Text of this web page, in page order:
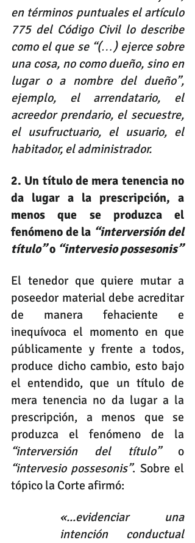
en términos puntuales el artículo
775 del Código Civil lo describe
como el que se “(…) ejerce sobre
una cosa, no como dueño, sino en
lugar o a nombre del dueño”,
ejemplo, el arrendatario, el
acreedor prendario, el secuestre,
el usufructuario, el usuario, el
habitador, el administrador.
2. Un título de mera tenencia no
da lugar a la prescripción, a
menos que se produzca el
fenómeno de la “interversión del
título” o “intervesio possesonis”
El tenedor que quiere mutar a
poseedor material debe acreditar
de manera fehaciente e
inequívoca el momento en que
públicamente y frente a todos,
produce dicho cambio, esto bajo
el entendido, que un título de
mera tenencia no da lugar a la
prescripción, a menos que se
“interversión del título”
“intervesio possesonis”. Sobre el
tópico la Corte afirmó:
«...evidenciar una
intención conductual